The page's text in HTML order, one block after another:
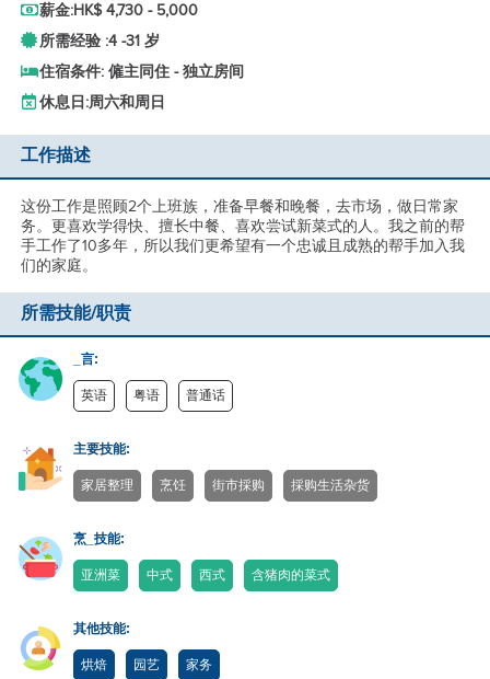
薪金:HK$ 4,730 - 5,000
所需经验 :4 -31 岁
住宿条件: 僱主同住 - 独立房间
休息日:周六和周日
工作描述
这份工作是照顾2个上班族，准备早餐和晚餐，去市场，做日常家
务。更喜欢学得快、擅长中餐、喜欢尝试新菜式的人。我之前的帮
手工作了10多年，所以我们更希望有一个忠诚且成熟的帮手加入我
们的家庭。
所需技能/职责
_言:
英语 粤语 普通话
主要技能:
家居整理 烹饪 街市採购 採购生活杂货
烹_技能:
亚洲菜 中式 西式 含猪肉的菜式
其他技能:
烘焙 园艺 家务